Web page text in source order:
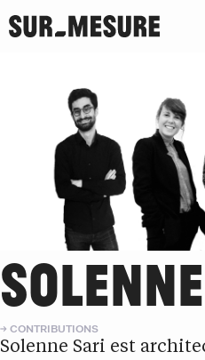
CONTRIBUTIONS
Solenne Sari est